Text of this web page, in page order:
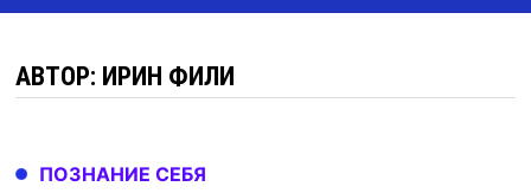
АВТОР: ИРИН ФИЛИ
ПОЗНАНИЕ СЕБЯ